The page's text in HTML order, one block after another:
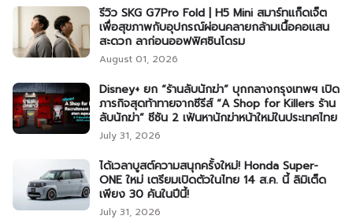
รีวิว SKG G7Pro Fold | H5 Mini สมาร์ทแก็ดเจ็ต
เพื่อสุขภาพกับอุปกรณ์ผ่อนคลายกล้ามเนื้อคอแสน
สะดวก ลาก่อนออฟฟิศซินโดรม
August 01, 2026
Disney+ ยก “ร้านลับนักฆ่า” บุกกลางกรุงเทพฯ เปิด
ภารกิจสุดท้าทายจากซีรีส์ “A Shop for Killers ร้าน
ลับนักฆ่า” ซีซัน 2 เฟ้นหานักฆ่าหน้าใหม่ในประเทศไทย
July 31, 2026
ได้เวลาบูสต์ความสนุกครั้งใหม่! Honda Super-
ONE ใหม่ เตรียมเปิดตัวในไทย 14 ส.ค. นี้ ลิมิเต็ด
เพียง 30 คันในปีนี้!
July 31, 2026